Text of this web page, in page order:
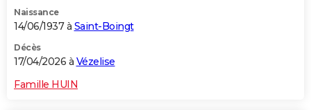
Naissance
14/06/1937 à Saint-Boingt
Décès
17/04/2026 à Vézelise
Famille HUIN